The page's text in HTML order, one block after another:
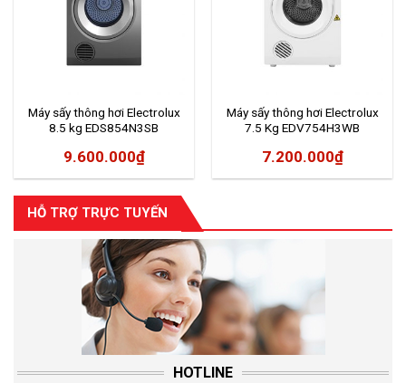
HỖ TRỢ TRỰC TUYẾN
HOTLINE
Máy sấy thông hơi Electrolux
8.5 kg EDS854N3SB
9.600.000₫
Máy sấy thông hơi Electrolux
7.5 Kg EDV754H3WB
7.200.000₫